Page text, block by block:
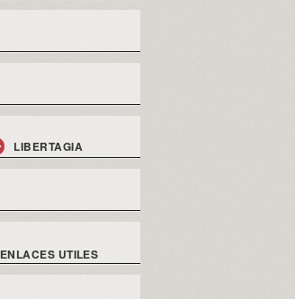
LIBERTAGIA
ENLACES UTILES